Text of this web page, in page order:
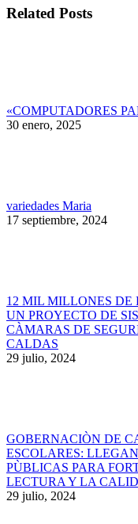
Related Posts
«COMPUTADORES
30 enero, 2025
variedades Maria
17 septiembre, 2024
12 MIL MILLONES DE
UN PROYECTO DE
CÀMARAS DE
CALDAS
29 julio, 2024
GOBERNACIÒN DE
ESCOLARES:
PÙBLICAS PARA
LECTURA Y LA
29 julio, 2024